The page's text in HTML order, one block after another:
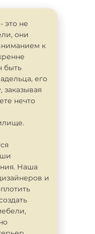
это не
они
к
быть
его
заказывая
нечто
Наша
и